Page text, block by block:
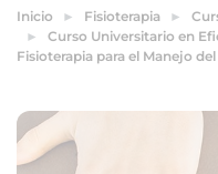
Inicio Fisioterapia
Curso Universitario en
Fisioterapia para el Manejo